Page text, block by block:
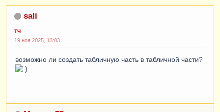
sali
тч
19 ноя 2025, 13:03
возможно ли создать табличную часть в табличной части?